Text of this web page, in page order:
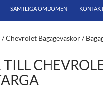
SAMTLIGA OMDÖMEN KONTAKT
/Chevrolet Bagageväskor/